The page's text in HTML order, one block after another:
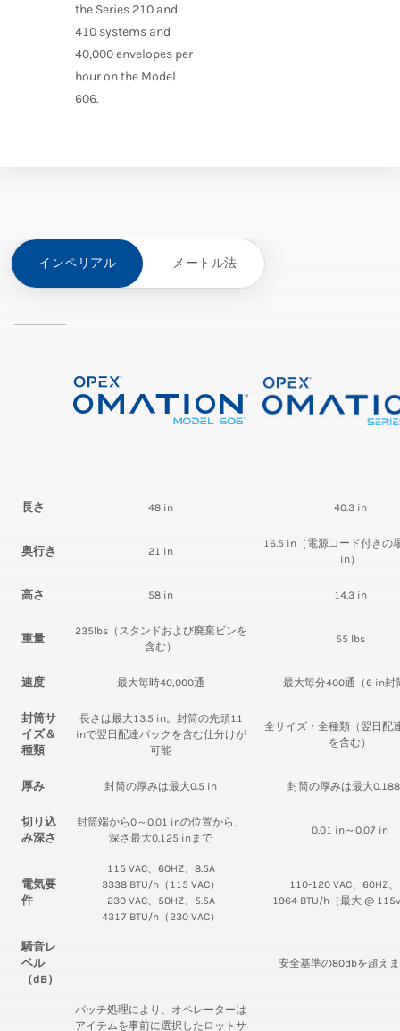
the Series 210 and
410 systems and
40,000 envelopes per
hour on the Model
606.
インペリアル メートル法
長さ 48 in 40.3 in
奥行き 21 in
16.5 in（電源コード付きの
in）
高さ 58 in 14.3 in
重量
235lbs（スタンドおよび廃棄ビンを
含む）
55 lbs
速度 最大毎時40,000通 最大毎分400通（6 in封
封筒サ
イズ＆
種類
長さは最大13.5 in。封筒の先頭11
inで翌日配達パックを含む仕分けが
可能
全サイズ・全種類（翌日配
を含む）
厚み 封筒の厚みは最大0.5 in 封筒の厚みは最大
切り込
み深さ
封筒端から0～0.01 inの位置から、
深さ最大0.125 inまで
0.01 in～0.07 in
電気要
件
115 VAC、60HZ、8.5A
3338 BTU/h（115 VAC）
230 VAC、50HZ、5.5A
4317 BTU/h（230 VAC）
110-120 VAC、60HZ
1964 BTU/h（最大 @
騒音レ
ベル
（dB）
安全基準の80dbを超え
バッチ処理により、オペレーターは
アイテムを事前に選択したロットサ